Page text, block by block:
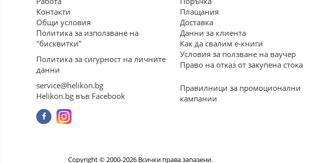
Контакти
Общи условия
Политика за използване на
"бисквитки"
Политика за сигурност на личните
данни
service@helikon.bg
Helikon.bg във Facebook
Плащания
Доставка
Данни за клиента
Как да свалим е-книги
Условия за ползване на ваучер
Право на отказ от закупена стока
Правилници за промоционални
кампании
Copyright © 2000-2026 Всички права запазени.